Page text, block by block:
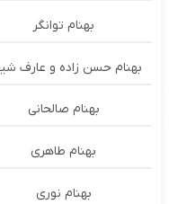
بهنام توانگر
بهنام حسن زاده و عارف
بهنام صالحانی
بهنام طاهری
بهنام نوری